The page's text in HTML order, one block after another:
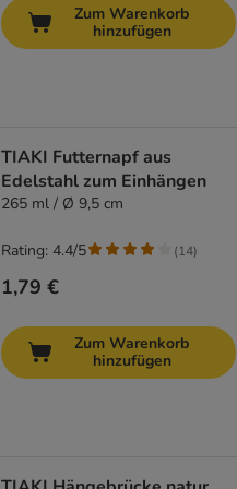
Zum Warenkorb
hinzufügen
TIAKI Futternapf aus
Edelstahl zum Einhängen
265 ml / Ø 9,5 cm
1,79 €
Rating: 4.4/5 (14)
Zum Warenkorb
hinzufügen